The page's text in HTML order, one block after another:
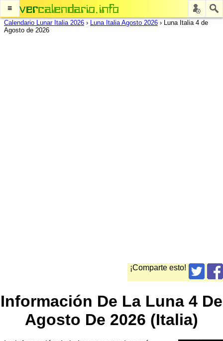
≡
Calendario Lunar Italia 2026 › Luna Italia Agosto 2026 › Luna Italia 4 de
Agosto de 2026
¡Comparte esto!
Información De La Luna 4 De
Agosto De 2026 (Italia)